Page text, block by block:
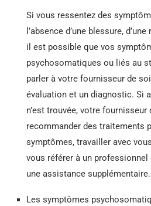
Si vous ressentez des
l’absence d’une blessure,
il est possible que vos
psychosomatiques ou liés au
parler à votre fournisseur de
évaluation et un diagnostic. Si
n’est trouvée, votre
recommander des traitements
symptômes, travailler avec
vous référer à un
une assistance supplémentaire.
Les symptômes